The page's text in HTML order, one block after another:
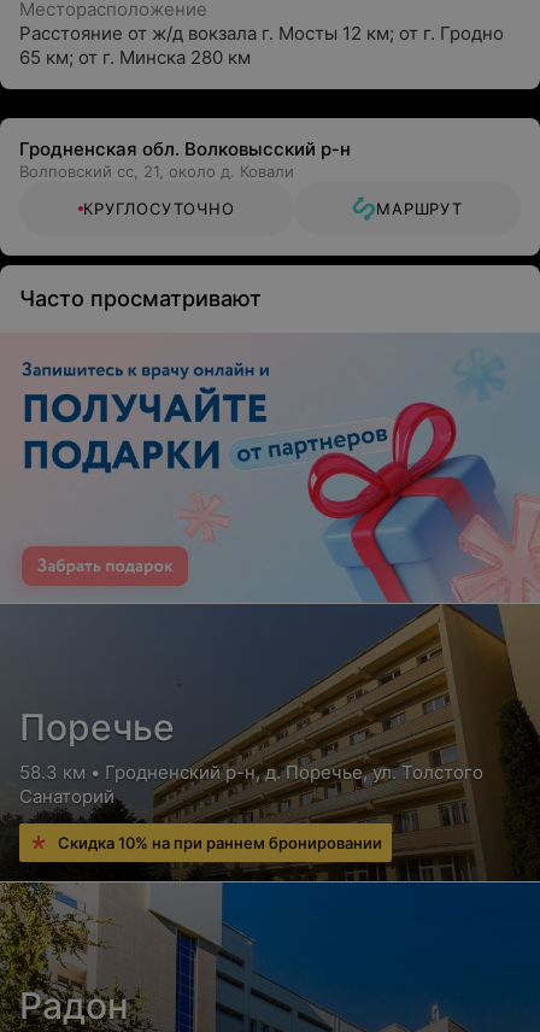
Месторасположение
Расстояние от ж/д вокзала г. Мосты 12 км; от г. Гродно
65 км; от г. Минска 280 км
Гродненская обл. Волковысский р-н
Волповский сс, 21, около д. Ковали
КРУГЛОСУТОЧНО
МАРШРУТ
Часто просматривают
Поречье
58.3 км • Гродненский р-н, д. Поречье, ул. Толстого
Санаторий
Скидка 10% на при раннем бронировании
Радон